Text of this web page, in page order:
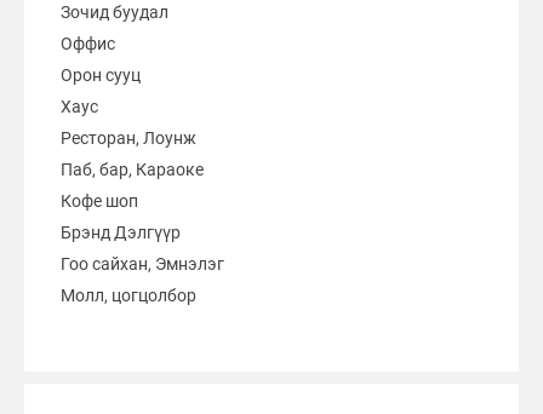
Зочид буудал
Оффис
Орон сууц
Хаус
Ресторан, Лоунж
Паб, бар, Караоке
Кофе шоп
Брэнд Дэлгүүр
Гоо сайхан, Эмнэлэг
Молл, цогцолбор